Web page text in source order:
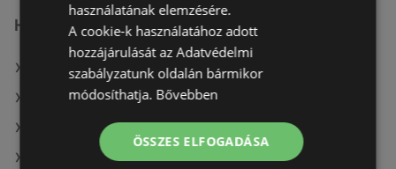
Hasonló kiskereskedők
A(z) ALDI ajánlatai
A(z) Privát ajánlatai
A(z) Müller HU ajánlatai
A(z) AlphaZoo ajánlatai
használatának elemzésére.
A cookie-k használatához adott
hozzájárulását az Adatvédelmi
szabályzatunk oldalán bármikor
módosíthatja. Bővebben
ÖSSZES ELFOGADÁSA